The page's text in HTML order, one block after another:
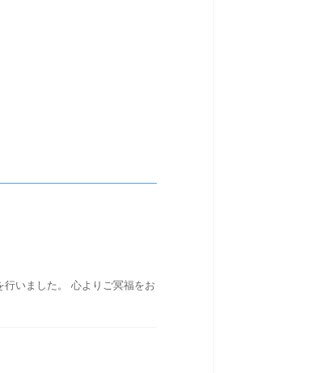
いました。 心よりご冥福をお